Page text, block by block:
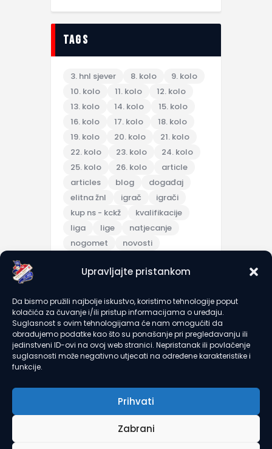
Upravljajte pristankom
Da bismo pružili najbolje iskustvo, koristimo tehnologije poput
kolačića za čuvanje i/ili pristup informacijama o uređaju.
Suglasnost s ovim tehnologijama će nam omogućiti da
obrađujemo podatke kao što su ponašanje pri pregledavanju ili
jedinstveni ID-ovi na ovoj web stranici. Nepristanak ili povlačenje
suglasnosti može negativno utjecati na određene karakteristike i
funkcije.
Prihvati
Zabrani
tags
3. hnl sjever 8. kolo
9. kolo
10. kolo
11. kolo
12. kolo
13. kolo
14. kolo
15. kolo
16. kolo
17. kolo
18. kolo
19. kolo
20. kolo
21. kolo
22. kolo
23. kolo
24. kolo
25. kolo
26. kolo
article
articles
blog
događaj
elitna žnl
igrač
igrači
kup ns - kckž
kvalifikacije
liga
lige
natjecanje
nogomet
novosti
pripremna utakmica
scores
trening
turnir u7
u9
utakmica
članarine